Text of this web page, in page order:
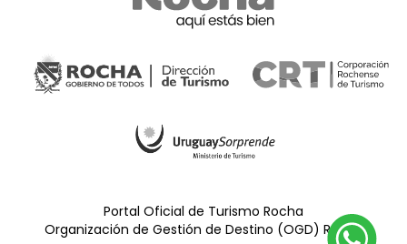
Portal Oficial de Turismo Rocha
Organización de Gestión de Destino (OGD) Rocha